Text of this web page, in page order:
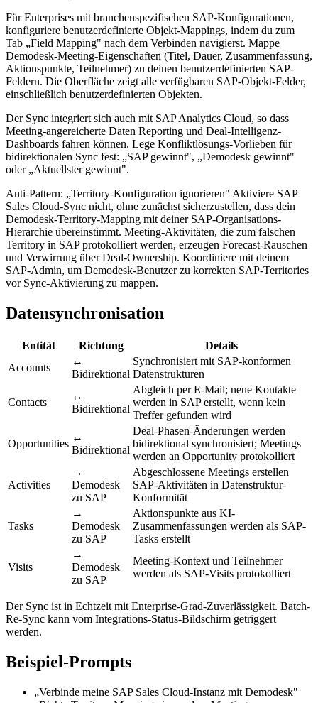
Für Enterprises mit branchenspezifischen SAP-Konfigurationen,
konfiguriere benutzerdefinierte Objekt-Mappings, indem du zum
Tab „Field Mapping" nach dem Verbinden navigierst. Mappe
Demodesk-Meeting-Eigenschaften (Titel, Dauer, Zusammenfassung,
Aktionspunkte, Teilnehmer) zu deinen benutzerdefinierten SAP-
Feldern. Die Oberfläche zeigt alle verfügbaren SAP-Objekt-Felder,
einschließlich benutzerdefinierten Objekten.
Der Sync integriert sich auch mit SAP Analytics Cloud, so dass
Meeting-angereicherte Daten Reporting und Deal-Intelligenz-
Dashboards fahren können. Lege Konfliktlösungs-Vorlieben für
bidirektionalen Sync fest: „SAP gewinnt", „Demodesk gewinnt"
oder „Aktuellster gewinnt".
Anti-Pattern: „Territory-Konfiguration ignorieren" Aktiviere SAP
Sales Cloud-Sync nicht, ohne zunächst sicherzustellen, dass dein
Demodesk-Territory-Mapping mit deiner SAP-Organisations-
Hierarchie übereinstimmt. Meeting-Aktivitäten, die zum falschen
Territory in SAP protokolliert werden, erzeugen Forecast-Rauschen
und Verwirrung über Deal-Ownership. Koordiniere mit deinem
SAP-Admin, um Demodesk-Benutzer zu korrekten SAP-Territories
vor Sync-Aktivierung zu mappen.
Datensynchronisation
Entität Richtung
Details
Accounts
↔
Bidirektional
Synchronisiert mit SAP-konformen
Datenstrukturen
Contacts
↔
Bidirektional
Abgleich per E-Mail; neue Kontakte
werden in SAP erstellt, wenn kein
Treffer gefunden wird
Opportunities
↔
Bidirektional
Deal-Phasen-Änderungen werden
bidirektional synchronisiert; Meetings
werden an Opportunity protokolliert
Activities
→
Demodesk
zu SAP
Abgeschlossene Meetings erstellen
SAP-Aktivitäten in Datenstruktur-
Konformität
Tasks
→
Demodesk
zu SAP
Aktionspunkte aus KI-
Zusammenfassungen werden als SAP-
Tasks erstellt
Visits
→
Demodesk
zu SAP
Meeting-Kontext und Teilnehmer
werden als SAP-Visits protokolliert
Der Sync ist in Echtzeit mit Enterprise-Grad-Zuverlässigkeit. Batch-
Re-Sync kann vom Integrations-Status-Bildschirm getriggert
werden.
Beispiel-Prompts
„Verbinde meine SAP Sales Cloud-Instanz mit Demodesk"